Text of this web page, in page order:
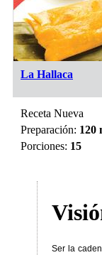
La Hallaca
Receta Nueva
Preparación: 120
Porciones: 15
Ser la